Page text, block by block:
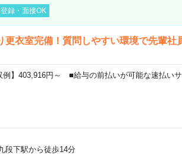
録・面接OK
衣室完備！質問しやすい環境で先輩社
】403,916円～ ■給与の前払いが可能な速払いサ
段下駅から徒歩14分